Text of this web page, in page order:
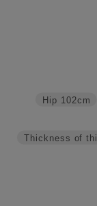
Thickness of
Hip 102cm